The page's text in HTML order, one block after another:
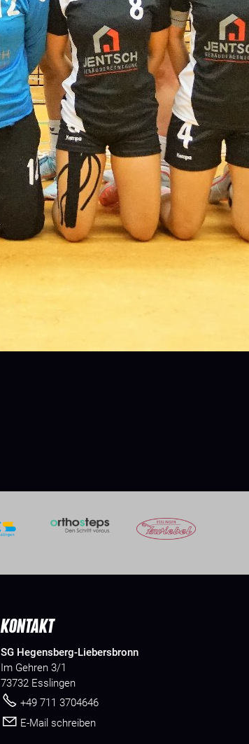
KONTAKT
SG Hegensberg-Liebersbronn
Im Gehren 3/1
73732 Esslingen
+49 711 3704646
E-Mail schreiben